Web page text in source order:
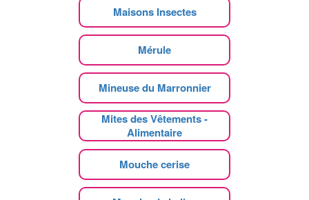
Maisons Insectes
Mérule
Mineuse du Marronnier
Mites des Vêtements -
Alimentaire
Mouche cerise